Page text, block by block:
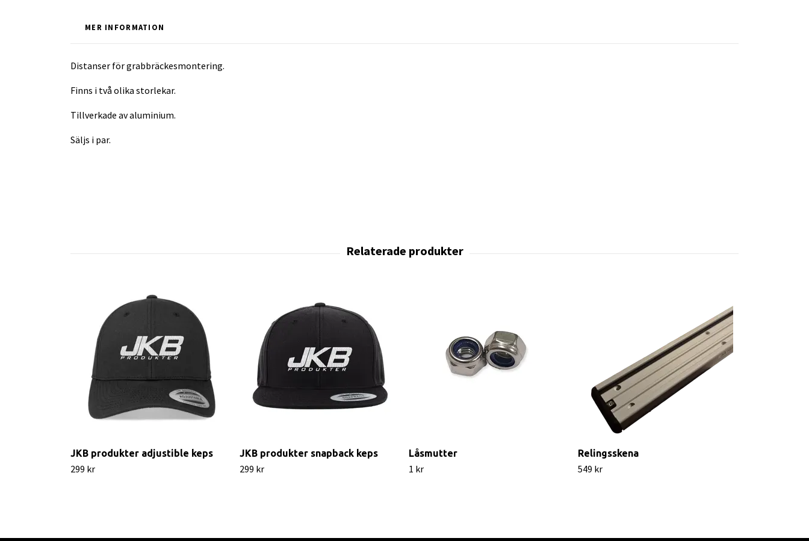
MER INFORMATION
Distanser för grabbräckesmontering.
Finns i två olika storlekar.
Tillverkade av aluminium.
Säljs i par.
JKB produkter adjustible keps
299 kr
JKB produkter snapback keps
299 kr
Låsmutter
1 kr
Relingsskena
549 kr